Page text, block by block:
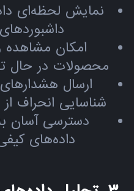
نمایش لحظه‌ای
امکان
محصولات در حال
ارسال
شناسایی انحراف
دسترسی آسان
داده‌های